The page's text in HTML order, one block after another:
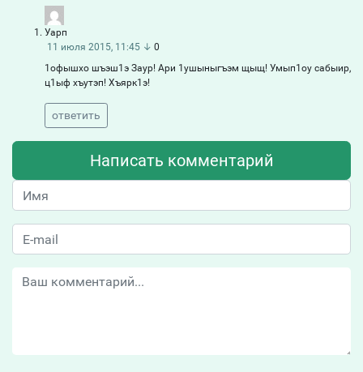
Уарп
11 июля 2015, 11:45 ↓ 0
1офышхо шъэш1э Заур! Ари 1ушыныгъэм щыщ! Умып1оу сабыир,
ц1ыф хъутэп! Хъярк1э!
ответить
Написать комментарий